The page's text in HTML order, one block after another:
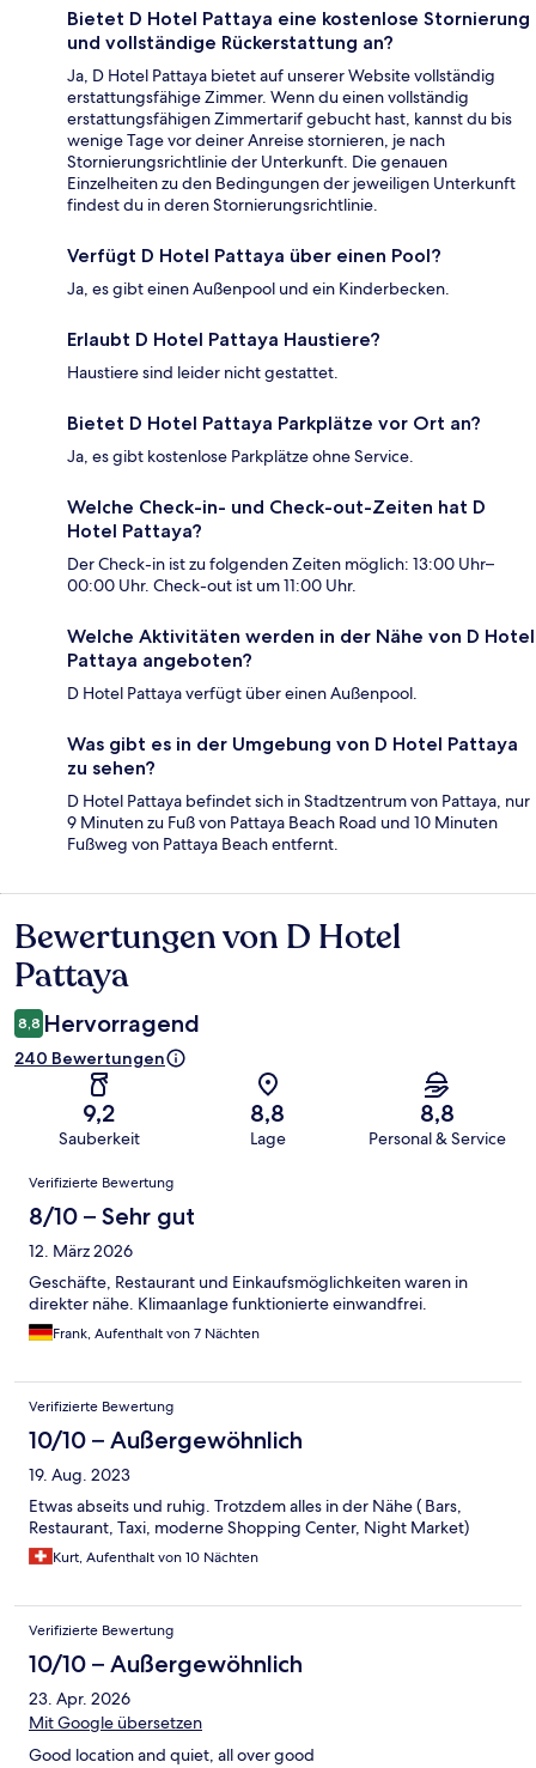
Bietet D Hotel Pattaya eine kostenlose Stornierung
und vollständige Rückerstattung an?
Ja, D Hotel Pattaya bietet auf unserer Website vollständig
erstattungsfähige Zimmer. Wenn du einen vollständig
erstattungsfähigen Zimmertarif gebucht hast, kannst du bis
wenige Tage vor deiner Anreise stornieren, je nach
Stornierungsrichtlinie der Unterkunft. Die genauen
Einzelheiten zu den Bedingungen der jeweiligen Unterkunft
findest du in deren Stornierungsrichtlinie.
Verfügt D Hotel Pattaya über einen Pool?
Ja, es gibt einen Außenpool und ein Kinderbecken.
Erlaubt D Hotel Pattaya Haustiere?
Haustiere sind leider nicht gestattet.
Bietet D Hotel Pattaya Parkplätze vor Ort an?
Ja, es gibt kostenlose Parkplätze ohne Service.
Welche Check-in- und Check-out-Zeiten hat D
Hotel Pattaya?
Der Check-in ist zu folgenden Zeiten möglich: 13:00 Uhr–
00:00 Uhr. Check-out ist um 11:00 Uhr.
Welche Aktivitäten werden in der Nähe von D Hotel
Pattaya angeboten?
D Hotel Pattaya verfügt über einen Außenpool.
Was gibt es in der Umgebung von D Hotel Pattaya
zu sehen?
D Hotel Pattaya befindet sich in Stadtzentrum von Pattaya, nur
9 Minuten zu Fuß von Pattaya Beach Road und 10 Minuten
Fußweg von Pattaya Beach entfernt.
Bewertungen
Bewertungen von D Hotel
Pattaya
8,8 Hervorragend
240 Bewertungen
9,2
Sauberkeit
8,8
Lage
8,8
Personal & Service
Bewertungen
Verifizierte Bewertung
8/10 – Sehr gut
12. März 2026
Geschäfte, Restaurant und Einkaufsmöglichkeiten waren in
direkter nähe. Klimaanlage funktionierte einwandfrei.
Frank, Aufenthalt von 7 Nächten
Verifizierte Bewertung
10/10 – Außergewöhnlich
19. Aug. 2023
Etwas abseits und ruhig. Trotzdem alles in der Nähe ( Bars,
Restaurant, Taxi, moderne Shopping Center, Night Market)
Kurt, Aufenthalt von 10 Nächten
Verifizierte Bewertung
10/10 – Außergewöhnlich
23. Apr. 2026
Mit Google übersetzen
Good location and quiet, all over good